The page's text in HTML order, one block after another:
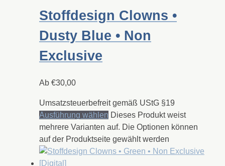
Stoffdesign Clowns •
Dusty Blue • Non
Exclusive
Ab €30,00
Umsatzsteuerbefreit gemäß UStG §19
Ausführung wählen Dieses Produkt weist
mehrere Varianten auf. Die Optionen können
auf der Produktseite gewählt werden